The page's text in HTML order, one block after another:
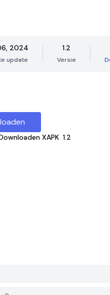
2024
update
1.2
Versie
XAPK 1.2